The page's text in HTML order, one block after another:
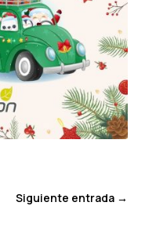
Siguiente entrada→